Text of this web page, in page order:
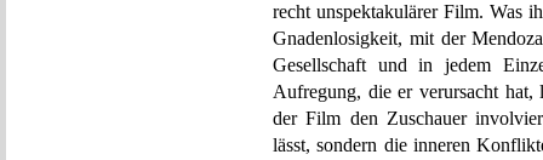
recht unspektakulärer Film. Was
Gnadenlosigkeit, mit der
Gesellschaft und in jedem
Aufregung, die er verursacht hat,
der Film den Zuschauer
lässt, sondern die inneren